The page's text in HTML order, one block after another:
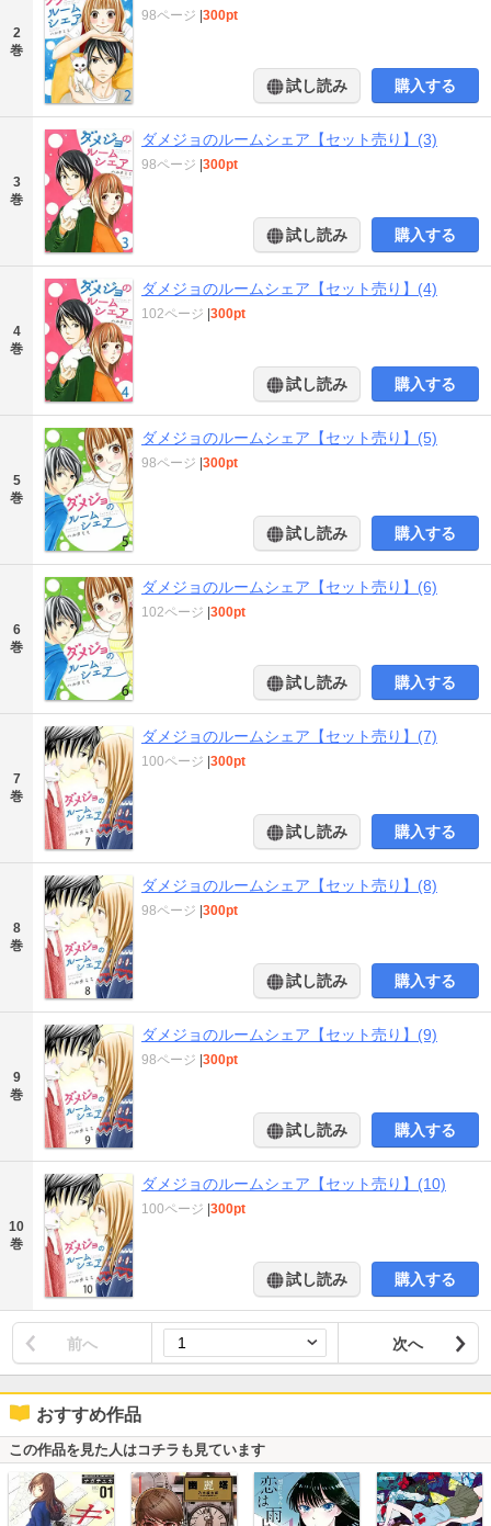
2
巻
98ページ |300pt
試し読み 購入する
3
巻
ダメジョのルームシェア【セット売り】(3)
98ページ |300pt
試し読み 購入する
4
巻
ダメジョのルームシェア【セット売り】(4)
102ページ |300pt
試し読み 購入する
5
巻
ダメジョのルームシェア【セット売り】(5)
98ページ |300pt
試し読み 購入する
6
巻
ダメジョのルームシェア【セット売り】(6)
102ページ |300pt
試し読み 購入する
7
巻
ダメジョのルームシェア【セット売り】(7)
100ページ |300pt
試し読み 購入する
8
巻
ダメジョのルームシェア【セット売り】(8)
98ページ |300pt
試し読み 購入する
9
巻
ダメジョのルームシェア【セット売り】(9)
98ページ |300pt
試し読み 購入する
10
巻
ダメジョのルームシェア【セット売り】(10)
100ページ |300pt
試し読み 購入する
前へ 次へ
おすすめ作品
この作品を見た人はコチラも見ています